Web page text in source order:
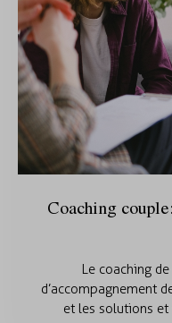
Coaching
Le coaching
d’accompagnement
et les solutions et